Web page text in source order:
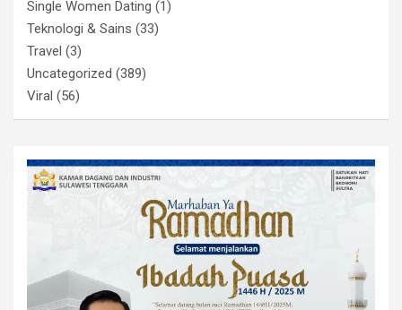
Single Women Dating (1)
Teknologi & Sains (33)
Travel (3)
Uncategorized (389)
Viral (56)